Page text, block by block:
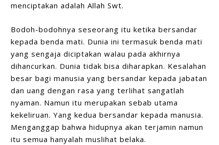
menciptakan adalah Allah Swt.
Bodoh-bodohnya seseorang itu ketika bersandar
kepada benda mati. Dunia ini termasuk benda mati
yang sengaja diciptakan walau pada akhirnya
dihancurkan. Dunia tidak bisa diharapkan. Kesalahan
besar bagi manusia yang bersandar kepada jabatan
dan uang dengan rasa yang terlihat sangatlah
nyaman. Namun itu merupakan sebab utama
kekeliruan. Yang kedua bersandar kepada manusia.
Menganggap bahwa hidupnya akan terjamin namun
itu semua hanyalah muslihat belaka.